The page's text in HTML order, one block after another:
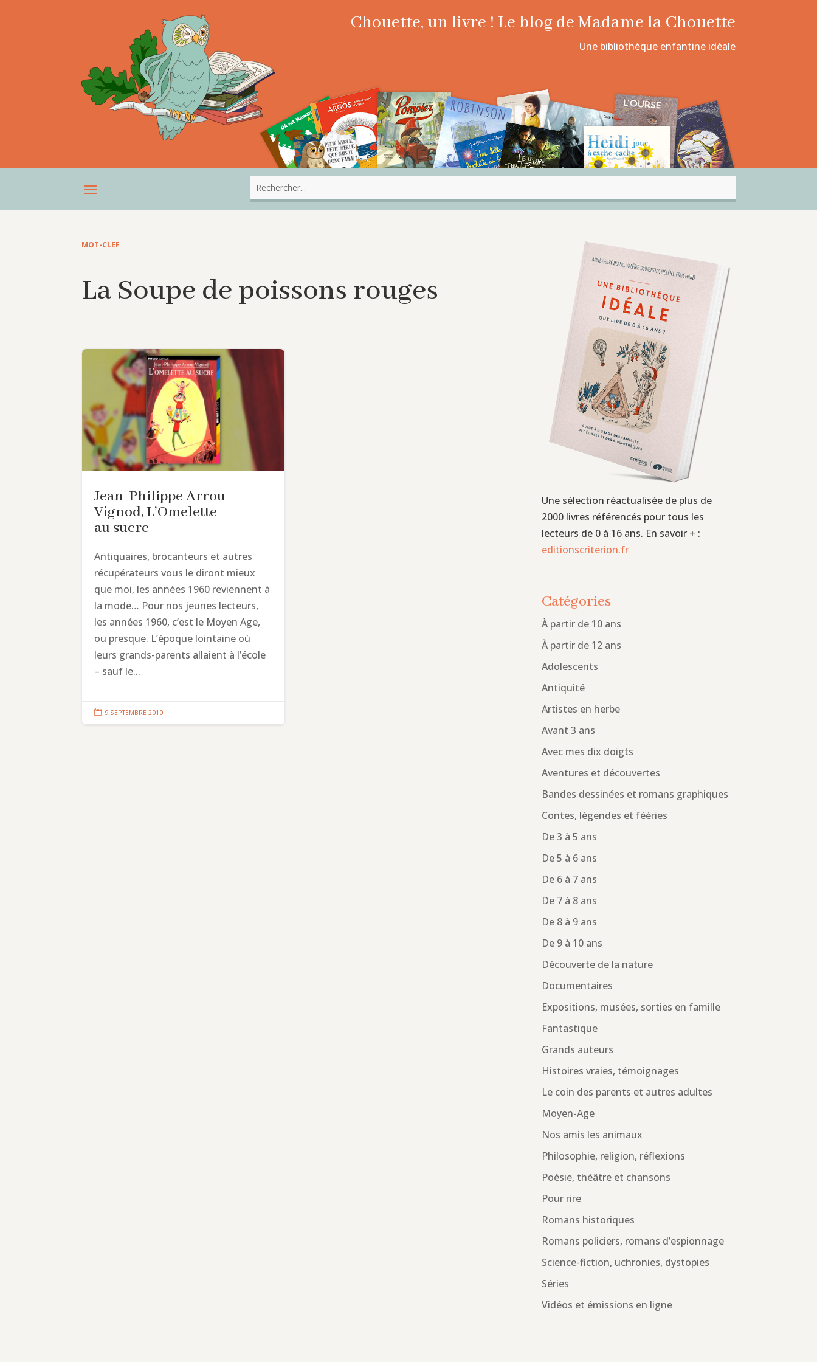
Chouette, un livre ! Le blog de Madame la Chouette
Une bibliothèque enfantine idéale
MOT-CLEF
La Soupe de poissons rouges
Jean-Philippe Arrou-
Vignod, L’Omelette
au sucre
Antiquaires, brocanteurs et autres
récupérateurs vous le diront mieux
que moi, les années 1960 reviennent à
la mode… Pour nos jeunes lecteurs,
les années 1960, c’est le Moyen Age,
ou presque. L’époque lointaine où
leurs grands-parents allaient à l’école
– sauf le...
 9 SEPTEMBRE 2010
Une sélection réactualisée de plus de
2000 livres référencés pour tous les
lecteurs de 0 à 16 ans. En savoir + :
editionscriterion.fr
Catégories
À partir de 10 ans
À partir de 12 ans
Adolescents
Antiquité
Artistes en herbe
Avant 3 ans
Avec mes dix doigts
Aventures et découvertes
Bandes dessinées et romans graphiques
Contes, légendes et fééries
De 3 à 5 ans
De 5 à 6 ans
De 6 à 7 ans
De 7 à 8 ans
De 8 à 9 ans
De 9 à 10 ans
Découverte de la nature
Documentaires
Expositions, musées, sorties en famille
Fantastique
Grands auteurs
Histoires vraies, témoignages
Le coin des parents et autres adultes
Moyen-Age
Nos amis les animaux
Philosophie, religion, réflexions
Poésie, théâtre et chansons
Pour rire
Romans historiques
Romans policiers, romans d’espionnage
Science-fiction, uchronies, dystopies
Séries
Vidéos et émissions en ligne